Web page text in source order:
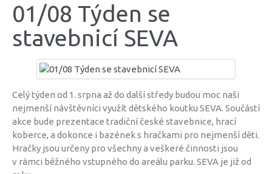
01/08 Týden se
stavebnicí SEVA
Celý týden od 1. srpna až do další středy budou moc naši
nejmenší návštěvníci využít dětského koutku SEVA. Součástí
akce bude prezentace tradiční české stavebnice, hrací
koberce, a dokonce i bazének s hračkami pro nejmenší děti.
Hračky jsou určeny pro všechny a veškeré činnosti jsou
v rámci běžného vstupného do areálu parku. SEVA je již od